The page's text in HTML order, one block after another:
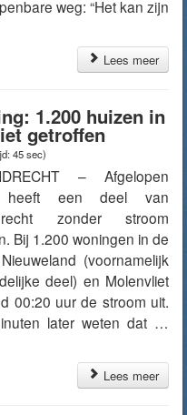
weg: “Het kan zijn
Lees meer
1.200 huizen in
getroffen
45 sec)
– Afgelopen
heeft een deel van
zonder stroom
Bij 1.200 woningen in de
(voornamelijk
deel) en Molenvliet
00:20 uur de stroom uit.
later weten dat …
Lees meer